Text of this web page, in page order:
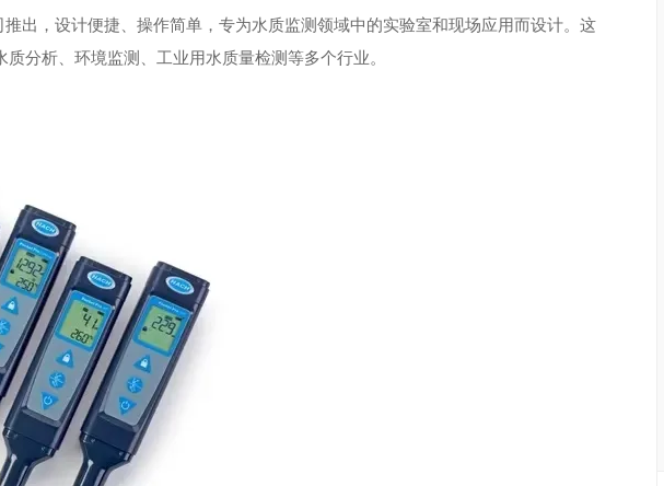
出，设计便捷、操作简单，专为水质监测领域中的实验室和现场应用而设计。这
分析、环境监测、工业用水质量检测等多个行业。